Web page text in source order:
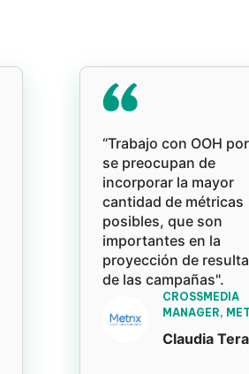
“Trabajo con OOH
se preocupan de
incorporar la mayor
cantidad de métricas
posibles, que son
importantes en la
proyección de
de las campañas".
CROSSMEDIA
MANAGER,
Claudia